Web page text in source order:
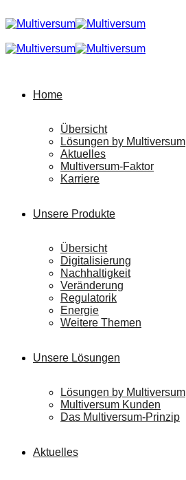
Home
Übersicht
Lösungen by Multiversum
Aktuelles
Multiversum-Faktor
Karriere
Unsere Produkte
Übersicht
Digitalisierung
Nachhaltigkeit
Veränderung
Regulatorik
Energie
Weitere Themen
Unsere Lösungen
Lösungen by Multiversum
Multiversum Kunden
Das Multiversum-Prinzip
Aktuelles